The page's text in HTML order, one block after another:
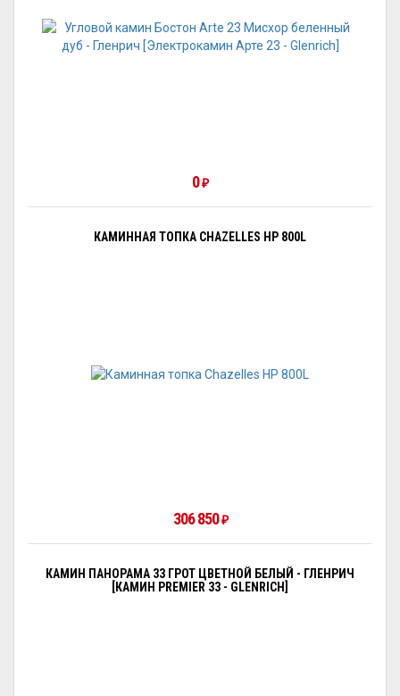
0 ₽
КАМИННАЯ ТОПКА CHAZELLES HP 800L
306 850 ₽
КАМИН ПАНОРАМА 33 ГРОТ ЦВЕТНОЙ БЕЛЫЙ - ГЛЕНРИЧ
[КАМИН PREMIER 33 - GLENRICH]